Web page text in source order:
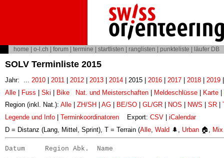
home o-l.ch forum termine startlisten ranglisten punkteliste läufer DB
SOLV Terminliste 2015
Jahr: ... 2010 2011 2012 2013 2014 | 2015 | 2016 2017 2018 2019
Alle
Fuss Ski Bike Nat. und Meisterschaften Meldeschlüsse Karte
Region (inkl. Nat.): Alle ZH/SH AG BE/SO GL/GR NOS NWS SR
Legende und Info
Terminkoordinatoren Export: CSV
iCalendar
D = Distanz (Lang, Mittel, Sprint), T = Terrain (Alle Wald 🌲, Urban 🏠, Mix
Datum     Region Abk.  Name